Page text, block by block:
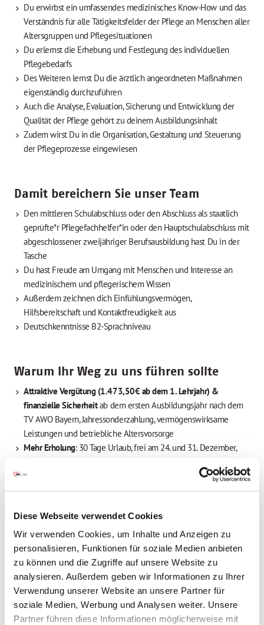
Diese Webseite verwendet Cookies
Wir verwenden Cookies, um Inhalte und Anzeigen zu
personalisieren, Funktionen für soziale Medien anbieten
zu können und die Zugriffe auf unsere Website zu
analysieren. Außerdem geben wir Informationen zu Ihrer
Verwendung unserer Website an unsere Partner für
soziale Medien, Werbung und Analysen weiter. Unsere
Partner führen diese Informationen möglicherweise mit
Du erwirbst ein umfassendes medizinisches Know-How und das
Verständnis für alle Tätigkeitsfelder der Pflege an Menschen aller
Altersgruppen und Pflegesituationen
Du erlernst die Erhebung und Festlegung des individuellen
Pflegebedarfs
Des Weiteren lernst Du die ärztlich angeordneten Maßnahmen
eigenständig durchzuführen
Auch die Analyse, Evaluation, Sicherung und Entwicklung der
Qualität der Pflege gehört zu deinem Ausbildungsinhalt
Zudem wirst Du in die Organisation, Gestaltung und Steuerung
der Pflegeprozesse eingewiesen
Damit bereichern Sie unser Team
Den mittleren Schulabschluss oder den Abschluss als staatlich
geprüfte*r Pflegefachhelfer*in oder den Hauptschulabschluss mit
abgeschlossener zweijähriger Berufsausbildung hast Du in der
Tasche
Du hast Freude am Umgang mit Menschen und Interesse an
medizinischem und pflegerischem Wissen
Außerdem zeichnen dich Einfühlungsvermögen,
Hilfsbereitschaft und Kontaktfreudigkeit aus
Deutschkenntnisse B2-Sprachniveau
Warum Ihr Weg zu uns führen sollte
Attraktive Vergütung (1.473,50€ ab dem 1. Lehrjahr) &
finanzielle Sicherheitab dem ersten Ausbildungsjahr nach dem
TV AWO Bayern, Jahressonderzahlung, vermögenswirksame
Leistungen und betriebliche Altersvorsorge
Mehr Erholung: 30 Tage Urlaub, frei am 24. und 31. Dezember,
die Vorbereitung auf die Abschlussprüfung
Einsicherer Ausbildungsplatzin einem wachstumsstarken
HoheÜbernahmechancennach erfolgreichem Abschluss – wir
investieren langfristig in deine Zukunft
Abwechslungsreicher Ausbildungsalltag&starke Betreuung
durch geschulte Praxisanleiter*innen und Praxismentor*innen
Spannende Aufgaben undpraxisnahe Projekte, die dich fachlich
und persönlich weiterbringen
GezielteSchulungen & Weiterbildung– mit internen Seminaren,
Workshops und speziellen Azubi-Angeboten, die dich optimal auf